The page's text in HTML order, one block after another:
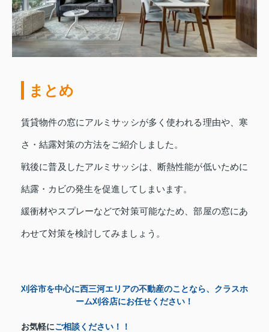
まとめ
賃貸物件の窓にアルミサッシが多く使われる理由や、寒
さ・結露対策の方法をご紹介しました。
戦後に普及したアルミサッシは、断熱性能が低いために
結露・カビの発生を促進してしまいます。
緩衝材やスプレーなどで対策可能なため、部屋の窓にあ
わせて対策を検討してみましょう。
刈谷市を中心に西三河エリアの不動産のことなら、クラスホ
ーム刈谷店にお任せください！
お気軽にご相談ください！！